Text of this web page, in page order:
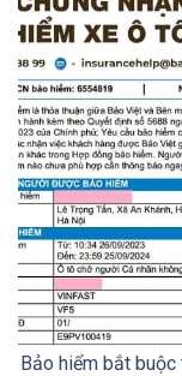
Bảo hiểm bắt